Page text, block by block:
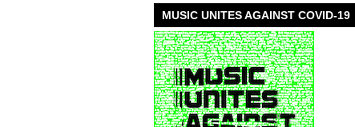
MUSIC UNITES AGAINST COVID-19